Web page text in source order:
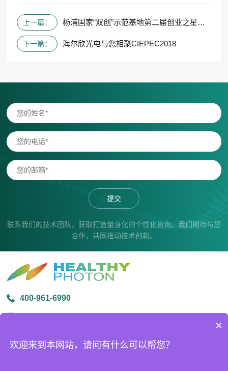
上一篇： 杨浦国家“双创”示范基地第二届创业之星大赛创业新苗奖
下一篇： 海尔欣光电与您相聚CIEPEC2018
提交
联系我们的技术团队，获取打造量身化的个性化咨询。我们期待与您
合作，共同推动技术创新。
400-961-6990
×
欢迎来到本网站，请问有什么可以帮您？